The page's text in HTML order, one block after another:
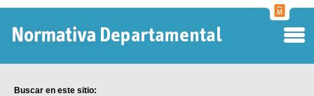
Buscar en este sitio: